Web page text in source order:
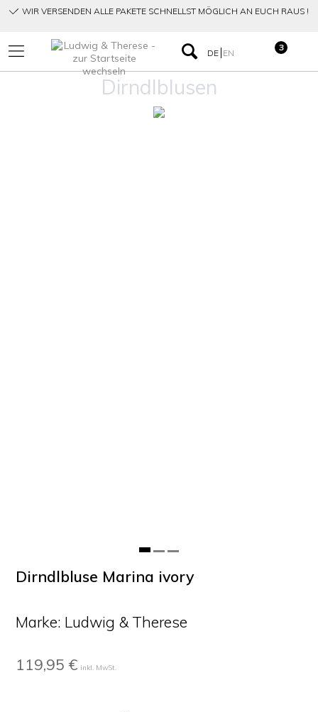
WIR VERSENDEN ALLE PAKETE SCHNELLST MÖGLICH AN EUCH RAUS !
DE EN
3
Dirndlblusen
Dirndlbluse Marina ivory
Marke: Ludwig & Therese
119,95 € inkl. MwSt.